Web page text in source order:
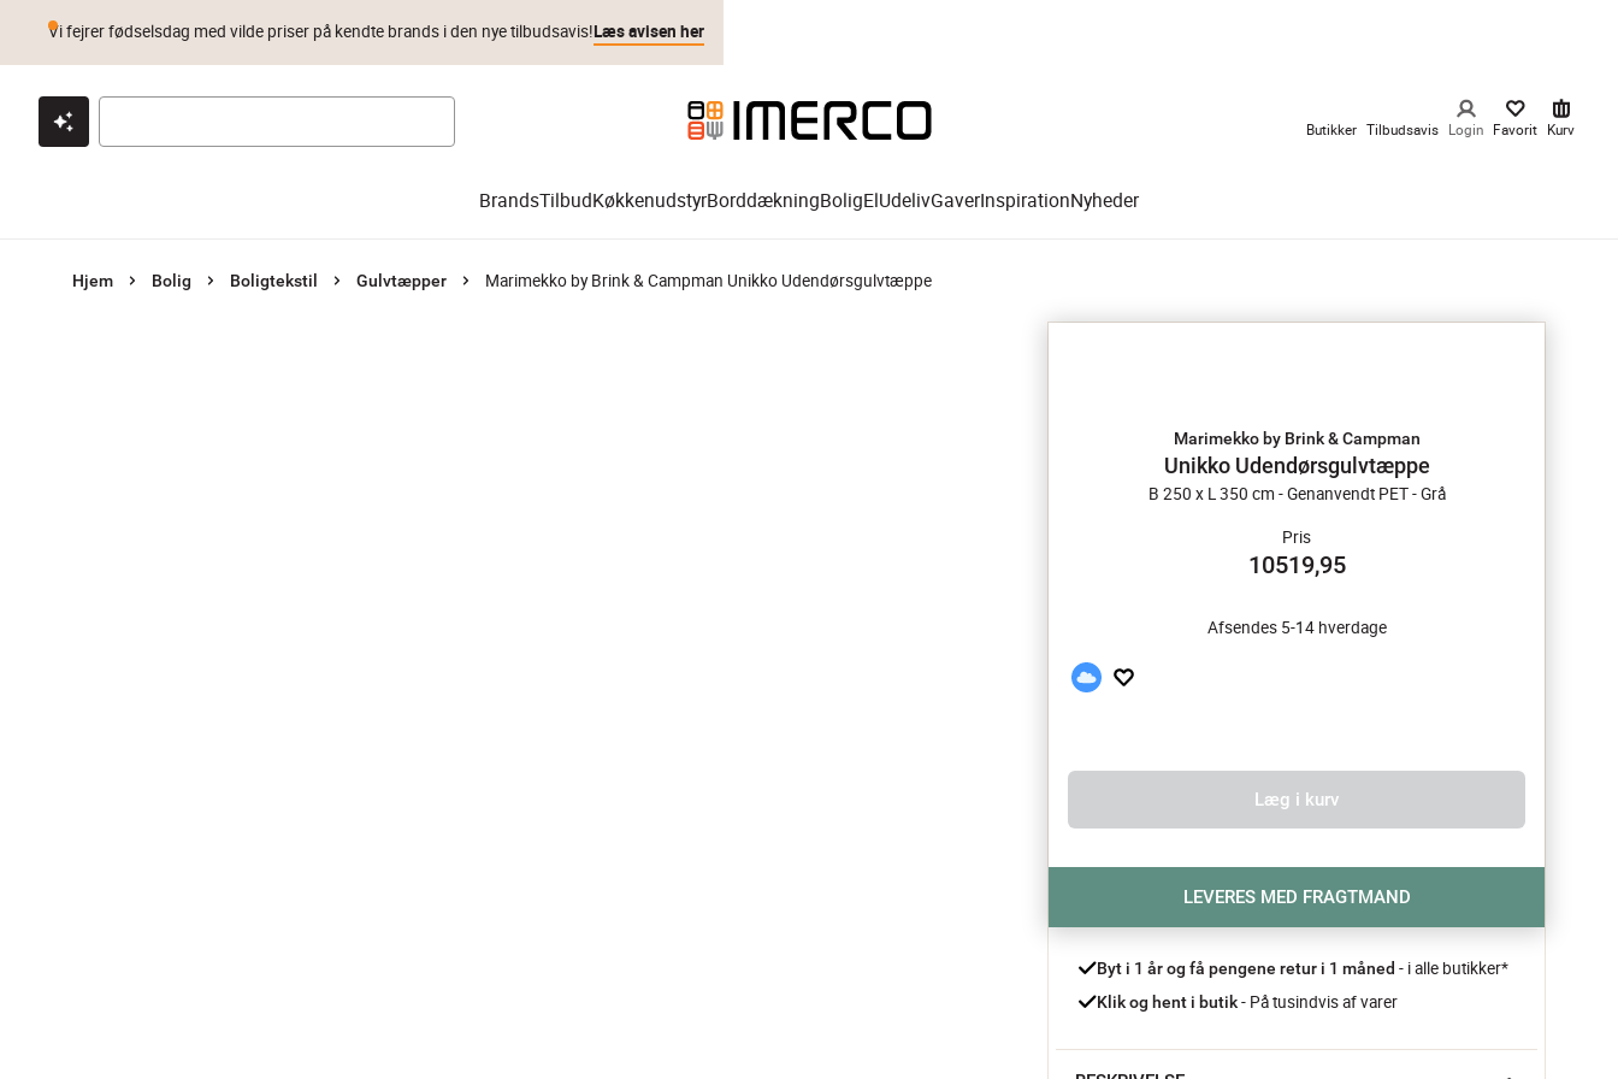
Klik & hent Byt i 1 år Prismatch
Vi fejrer fødselsdag med vilde priser på kendte brands i den nye tilbudsavis!Læs avisen her
Butikker Tilbudsavis Login Favorit Kurv
BrandsTilbudKøkkenudstyrBorddækningBoligElUdelivGaverInspirationNyheder
Hjem Bolig Boligtekstil Gulvtæpper Marimekko by Brink & Campman Unikko Udendørsgulvtæppe
Marimekko by Brink & Campman
Unikko Udendørsgulvtæppe
B 250 x L 350 cm - Genanvendt PET - Grå
Pris
10519,95
Afsendes 5-14 hverdage
Læg i kurv
LEVERES MED FRAGTMAND
Byt i 1 år og få pengene retur i 1 måned - i alle butikker*
Klik og hent i butik - På tusindvis af varer